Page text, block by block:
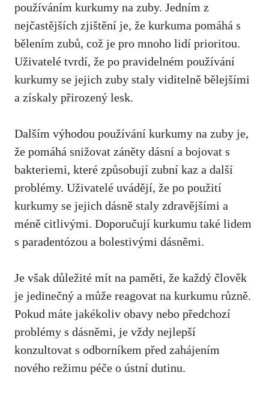
používáním ⁢kurkumy na zuby. Jedním z
nejčastějších zjištění je,⁣ že ⁤kurkuma pomáhá s
bělením⁢ zubů,‌ což je pro mnoho lidí ⁤prioritou.
Uživatelé tvrdí, že po pravidelném používání
kurkumy se jejich zuby staly viditelně bělejšími
a získaly přirozený lesk.
Dalším výhodou používání kurkumy na zuby je,
že pomáhá snižovat záněty dásní a bojovat s⁤
bakteriemi, ​které způsobují zubní kaz a další
problémy. Uživatelé ‌uvádějí, že po použití
⁤kurkumy se⁤ jejich ⁣dásně staly zdravějšími a
méně ⁤citlivými. Doporučují⁤ kurkumu také lidem
s paradentózou a ⁤bolestivými dásněmi.
Je však důležité mít na paměti, že každý člověk
je jedinečný a‌ může reagovat na kurkumu různě.
Pokud máte jakékoliv obavy nebo předchozí‍
problémy s dásněmi, je​ vždy nejlepší
konzultovat ⁣s odborníkem ‍před zahájením
nového režimu péče o ústní dutinu.